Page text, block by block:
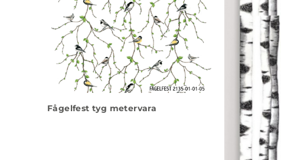
Fågelfest tyg metervara